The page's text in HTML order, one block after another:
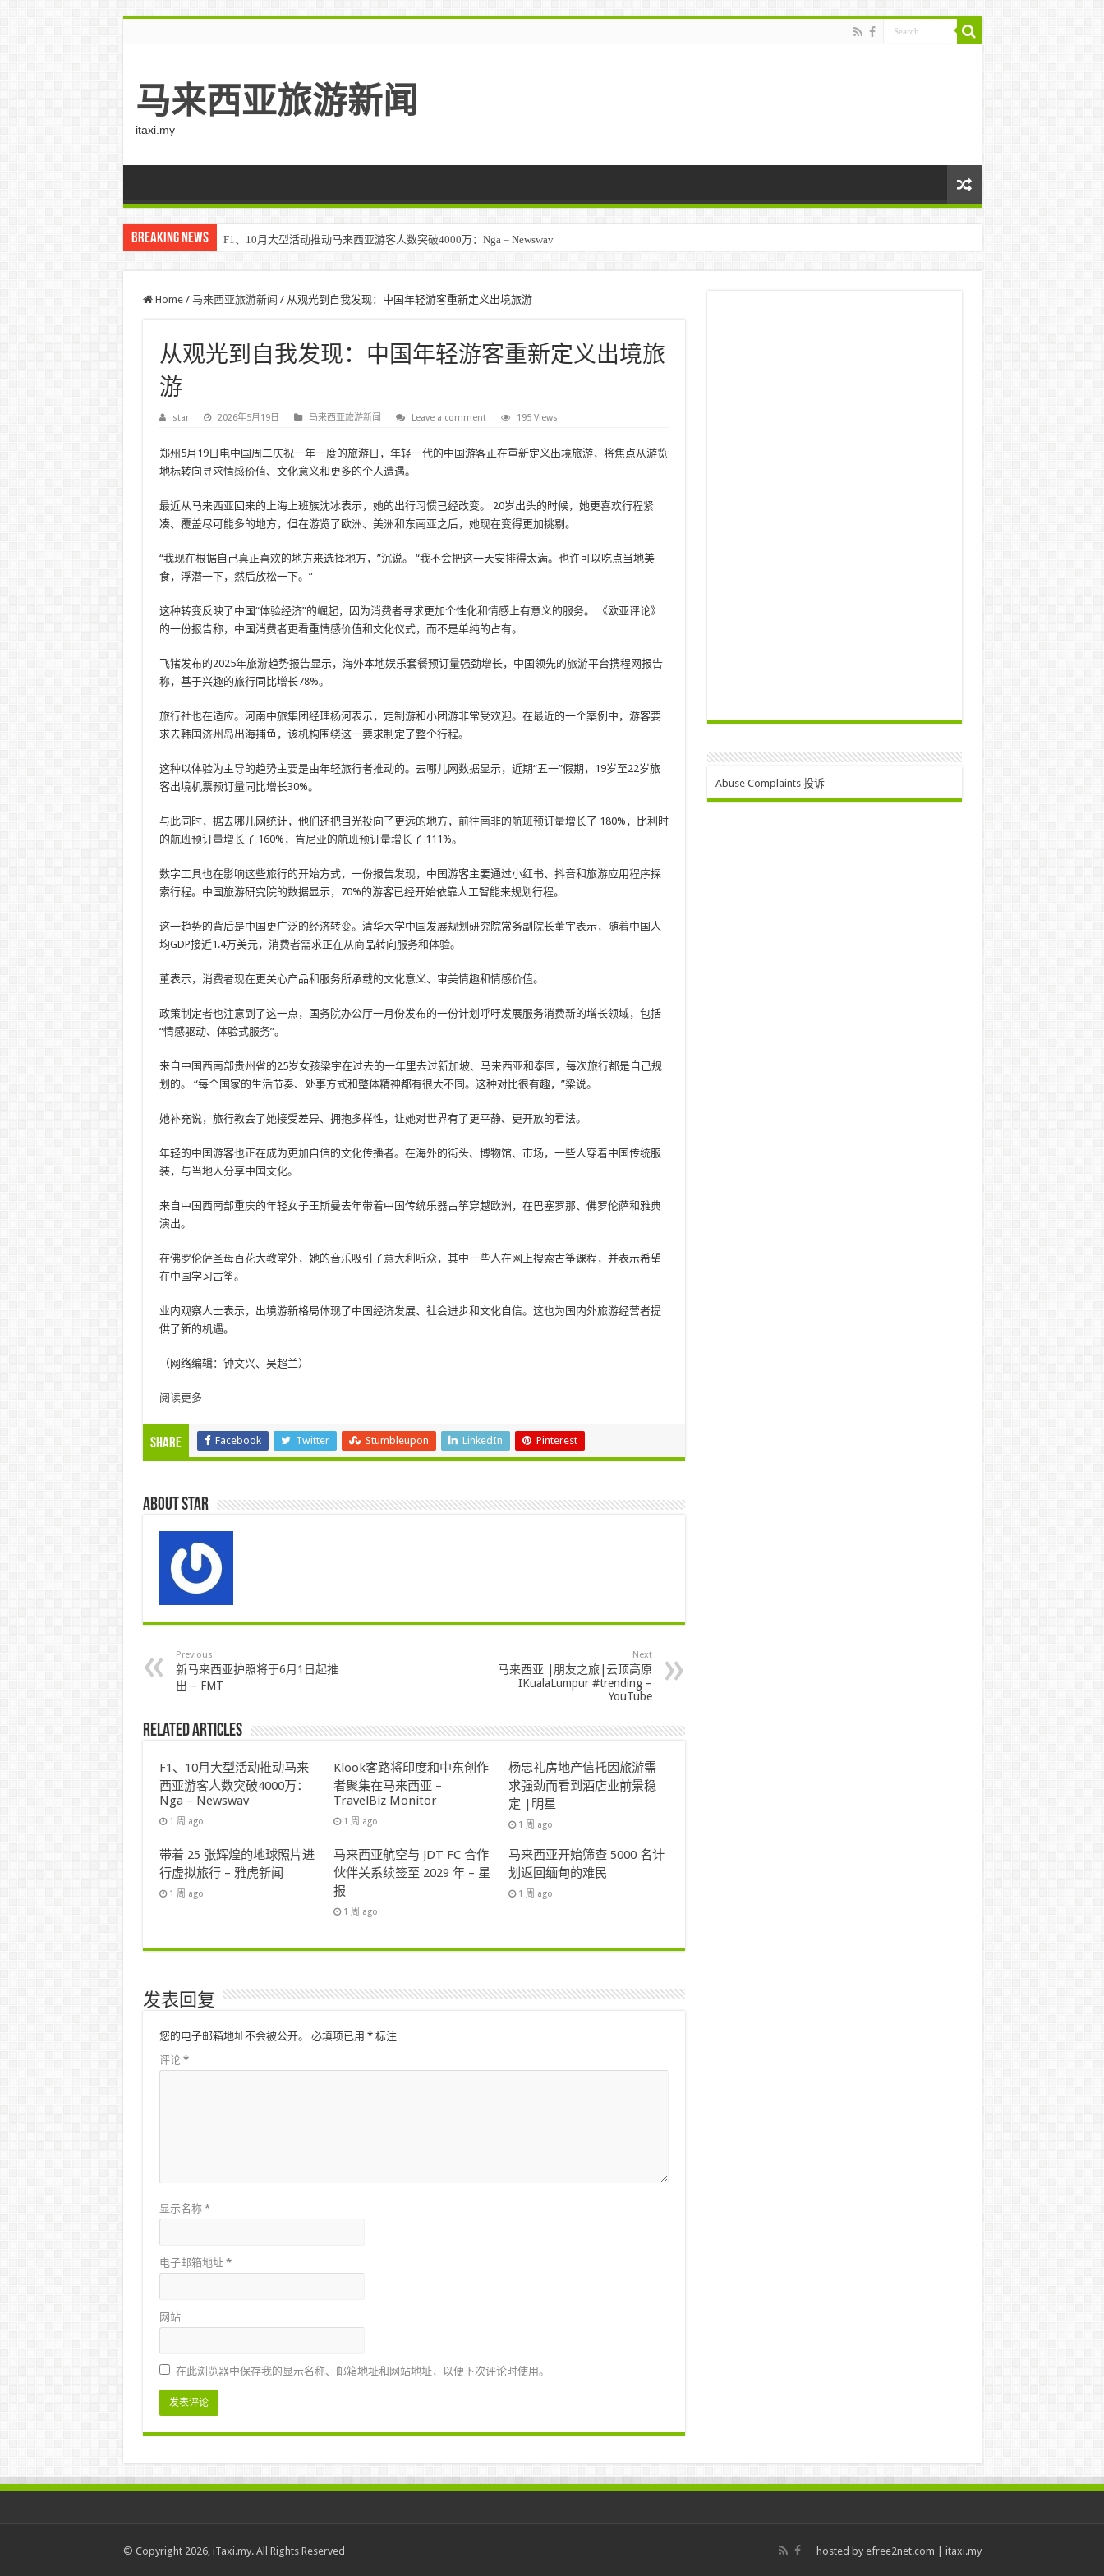
马来西亚旅游新闻
itaxi.my
Breaking News F1、10月大型活动推动马来西亚游客人数突破4000万：Nga – Newswav
Home / 马来西亚旅游新闻 / 从观光到自我发现：中国年轻游客重新定义出境旅游
从观光到自我发现：中国年轻游客重新定义出境旅
游
star 2026年5月19日 马来西亚旅游新闻 Leave a comment 195 Views
郑州5月19日电中国周二庆祝一年一度的旅游日，年轻一代的中国游客正在重新定义出境旅游，将焦点从游览
地标转向寻求情感价值、文化意义和更多的个人遭遇。
最近从马来西亚回来的上海上班族沈冰表示，她的出行习惯已经改变。 20岁出头的时候，她更喜欢行程紧
凑、覆盖尽可能多的地方，但在游览了欧洲、美洲和东南亚之后，她现在变得更加挑剔。
“我现在根据自己真正喜欢的地方来选择地方，”沉说。 “我不会把这一天安排得太满。也许可以吃点当地美
食，浮潜一下，然后放松一下。”
这种转变反映了中国“体验经济”的崛起，因为消费者寻求更加个性化和情感上有意义的服务。 《欧亚评论》
的一份报告称，中国消费者更看重情感价值和文化仪式，而不是单纯的占有。
飞猪发布的2025年旅游趋势报告显示，海外本地娱乐套餐预订量强劲增长，中国领先的旅游平台携程网报告
称，基于兴趣的旅行同比增长78%。
旅行社也在适应。河南中旅集团经理杨河表示，定制游和小团游非常受欢迎。在最近的一个案例中，游客要
求去韩国济州岛出海捕鱼，该机构围绕这一要求制定了整个行程。
这种以体验为主导的趋势主要是由年轻旅行者推动的。去哪儿网数据显示，近期“五一”假期，19岁至22岁旅
客出境机票预订量同比增长30%。
与此同时，据去哪儿网统计，他们还把目光投向了更远的地方，前往南非的航班预订量增长了 180%，比利时
的航班预订量增长了 160%，肯尼亚的航班预订量增长了 111%。
数字工具也在影响这些旅行的开始方式，一份报告发现，中国游客主要通过小红书、抖音和旅游应用程序探
索行程。中国旅游研究院的数据显示，70%的游客已经开始依靠人工智能来规划行程。
这一趋势的背后是中国更广泛的经济转变。清华大学中国发展规划研究院常务副院长董宇表示，随着中国人
均GDP接近1.4万美元，消费者需求正在从商品转向服务和体验。
董表示，消费者现在更关心产品和服务所承载的文化意义、审美情趣和情感价值。
政策制定者也注意到了这一点，国务院办公厅一月份发布的一份计划呼吁发展服务消费新的增长领域，包括
“情感驱动、体验式服务”。
来自中国西南部贵州省的25岁女孩梁宇在过去的一年里去过新加坡、马来西亚和泰国，每次旅行都是自己规
划的。 “每个国家的生活节奏、处事方式和整体精神都有很大不同。这种对比很有趣，”梁说。
她补充说，旅行教会了她接受差异、拥抱多样性，让她对世界有了更平静、更开放的看法。
年轻的中国游客也正在成为更加自信的文化传播者。在海外的街头、博物馆、市场，一些人穿着中国传统服
装，与当地人分享中国文化。
来自中国西南部重庆的年轻女子王斯曼去年带着中国传统乐器古筝穿越欧洲，在巴塞罗那、佛罗伦萨和雅典
演出。
在佛罗伦萨圣母百花大教堂外，她的音乐吸引了意大利听众，其中一些人在网上搜索古筝课程，并表示希望
在中国学习古筝。
业内观察人士表示，出境游新格局体现了中国经济发展、社会进步和文化自信。这也为国内外旅游经营者提
供了新的机遇。
（网络编辑：钟文兴、吴超兰）
阅读更多
Share Facebook Twitter Stumbleupon LinkedIn Pinterest
About star
Previous
新马来西亚护照将于6月1日起推
出 – FMT
Next
马来西亚 |朋友之旅|云顶高原
IKualaLumpur #trending –
YouTube
Related Articles
F1、10月大型活动推动马来
西亚游客人数突破4000万：
Nga – Newswav
1 周 ago
Klook客路将印度和中东创作
者聚集在马来西亚 –
TravelBiz Monitor
1 周 ago
杨忠礼房地产信托因旅游需
求强劲而看到酒店业前景稳
定 |明星
1 周 ago
带着 25 张辉煌的地球照片进
行虚拟旅行 – 雅虎新闻
1 周 ago
马来西亚航空与 JDT FC 合作
伙伴关系续签至 2029 年 – 星
报
1 周 ago
马来西亚开始筛查 5000 名计
划返回缅甸的难民
1 周 ago
发表回复
您的电子邮箱地址不会被公开。 必填项已用 *标注
评论 *
显示名称 *
电子邮箱地址 *
网站
在此浏览器中保存我的显示名称、邮箱地址和网站地址，以便下次评论时使用。
Abuse Complaints 投诉
hosted by efree2net.com itaxi.my
© Copyright 2026, iTaxi.my. All Rights Reserved